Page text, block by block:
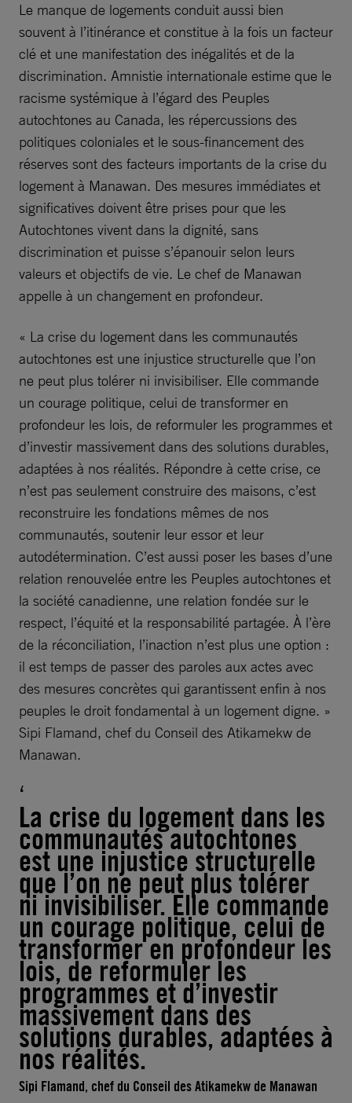
Le manque de logements conduit aussi bien
souvent à l’itinérance et constitue à la fois un facteur
clé et une manifestation des inégalités et de la
discrimination. Amnistie internationale estime que le
racisme systémique à l’égard des Peuples
autochtones au Canada, les répercussions des
politiques coloniales et le sous-financement des
réserves sont des facteurs importants de la crise du
logement à Manawan. Des mesures immédiates et
significatives doivent être prises pour que les
Autochtones vivent dans la dignité, sans
discrimination et puisse s’épanouir selon leurs
valeurs et objectifs de vie. Le chef de Manawan
appelle à un changement en profondeur.
« La crise du logement dans les communautés
autochtones est une injustice structurelle que l’on
ne peut plus tolérer ni invisibiliser. Elle commande
un courage politique, celui de transformer en
profondeur les lois, de reformuler les programmes et
d’investir massivement dans des solutions durables,
adaptées à nos réalités. Répondre à cette crise, ce
n’est pas seulement construire des maisons, c’est
reconstruire les fondations mêmes de nos
communautés, soutenir leur essor et leur
autodétermination. C’est aussi poser les bases d’une
relation renouvelée entre les Peuples autochtones et
la société canadienne, une relation fondée sur le
respect, l’équité et la responsabilité partagée. À l’ère
de la réconciliation, l’inaction n’est plus une option :
il est temps de passer des paroles aux actes avec
des mesures concrètes qui garantissent enfin à nos
peuples le droit fondamental à un logement digne. »
Sipi Flamand, chef du Conseil des Atikamekw de
Manawan.
La crise du logement dans les
communautés autochtones
est une injustice structurelle
que l’on ne peut plus tolérer
ni invisibiliser. Elle commande
un courage politique, celui de
transformer en profondeur les
lois, de reformuler les
programmes et d’investir
massivement dans des
solutions durables, adaptées à
nos réalités.
Sipi Flamand, chef du Conseil des Atikamekw de Manawan